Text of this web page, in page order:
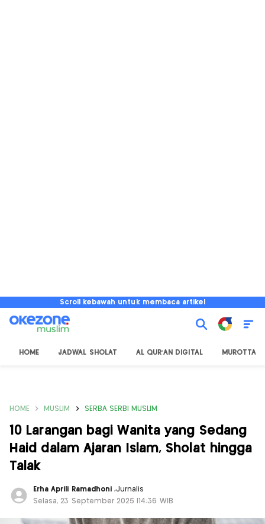
Scroll kebawah untuk membaca artikel
HOME JADWAL SHOLAT AL QUR'AN DIGITAL MUROTTAL
HOME MUSLIM SERBA SERBI MUSLIM
10 Larangan bagi Wanita yang Sedang
Haid dalam Ajaran Islam, Sholat hingga
Talak
Erha Aprili Ramadhoni,Jurnalis
Selasa, 23 September 2025 |14:36 WIB